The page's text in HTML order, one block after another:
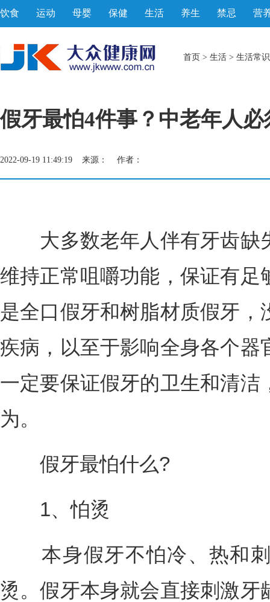
饮食 运动 母婴 保健 生活 养生 禁忌 营
首页 > 生活 > 生活常识
假牙最怕4件事？中老年人
2022-09-19 11:49:19 来源： 作者：
大多数老年人伴有牙齿缺
维持正常咀嚼功能，保证有足
是全口假牙和树脂材质假牙
疾病，以至于影响全身各个器
一定要保证假牙的卫生和清
为。
假牙最怕什么?
1、怕烫
本身假牙不怕冷、热和刺
烫。假牙本身就会直接刺激